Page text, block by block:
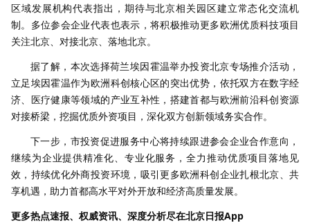
区域发展机构代表指出，期待与北京相关园区建立常态化交流机
制。多位参会企业代表也表示，将积极推动更多欧洲优质科技项目
关注北京、对接北京、落地北京。
据了解，本次选择荷兰埃因霍温举办投资北京专场推介活动，
立足埃因霍温作为欧洲科创核心区的突出优势，依托双方在数字经
济、医疗健康等领域的产业互补性，搭建首都与欧洲前沿科创资源
对接桥梁，挖掘优质外资项目，深化双方创新领域务实合作。
下一步，市投资促进服务中心将持续跟进参会企业合作意向，
继续为企业提供精准化、专业化服务，全力推动优质项目落地见
效，持续优化外商投资环境，吸引更多欧洲科创企业扎根北京、共
享机遇，助力首都高水平对外开放和经济高质量发展。
更多热点速报、权威资讯、深度分析尽在北京日报App